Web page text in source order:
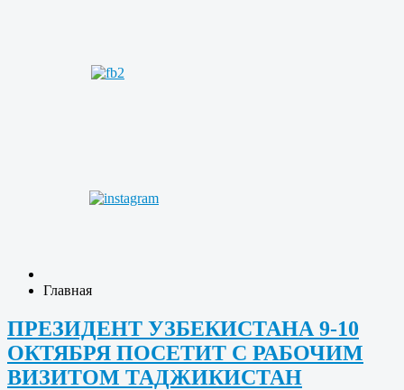
Главная
ПРЕЗИДЕНТ УЗБЕКИСТАНА 9-10
ОКТЯБРЯ ПОСЕТИТ С РАБОЧИМ
ВИЗИТОМ ТАДЖИКИСТАН